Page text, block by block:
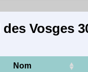
Vosges
Nom